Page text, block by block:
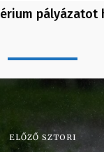
ELŐZŐ SZTORI